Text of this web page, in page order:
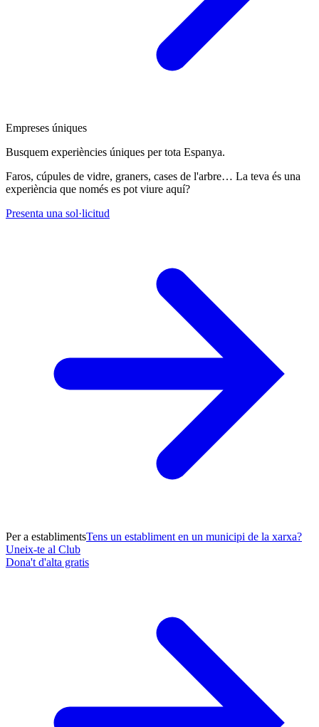
Empreses úniques
Busquem experiències úniques per tota Espanya.
Faros, cúpules de vidre, graners, cases de l'arbre… La teva és una
experiència que només es pot viure aquí?
Presenta una sol·licitud
Per a establimentsTens un establiment en un municipi de la xarxa?
Uneix-te al Club
Dona't d'alta gratis